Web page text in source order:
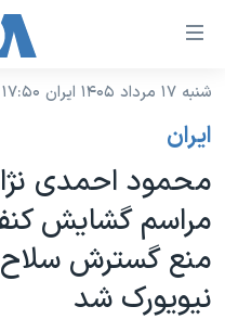
لینکهای
دسترسی
جهش
محتوای
اصلی
جهش
صفحه
نسخه سبک وب‌سایت
موضوع ها
ایران
آمریکا
جهان
برنامه های تلویزیونی
جدول برنامه ها
صفحه‌های ویژه
شنبه ۱۷ مرداد ۱۴۰۵ ایران ۱۷:۵۰
ايران
محمود احمدی
مراسم گشايش
منع گسترش
نيويورک شد